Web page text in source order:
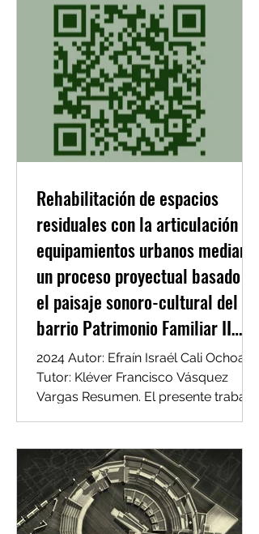
Rehabilitación de espacios
residuales con la articulación de
equipamientos urbanos mediante
un proceso proyectual basado en
el paisaje sonoro-cultural del
barrio Patrimonio Familiar II
Etapa.
2024 Autor: Efraín Israél Cali Ochoa
Tutor: Kléver Francisco Vásquez
Vargas Resumen. El presente trabajo